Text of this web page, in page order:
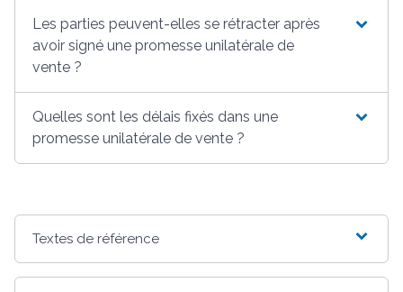
Les parties peuvent-elles se rétracter après
avoir signé une promesse unilatérale de
vente ?
Quelles sont les délais fixés dans une
promesse unilatérale de vente ?
Textes de référence